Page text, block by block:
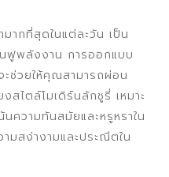
฿.
is:
มากที่สุดในแต่ละวัน เป็น
ฟูพลังงาน การออกแบบ
ะช่วยให้คุณสามารถผ่อน
ไตล์โมเดิร์นลักชูรี่ เหมาะ
ความทันสมัยและหรูหราใน
มสง่างามและประณีตใน